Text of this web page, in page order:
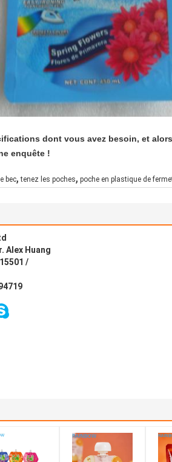
dont vous avez besoin, et
enquête !
bec, tenez les poches, poche en plastique de
Alex Huang
/